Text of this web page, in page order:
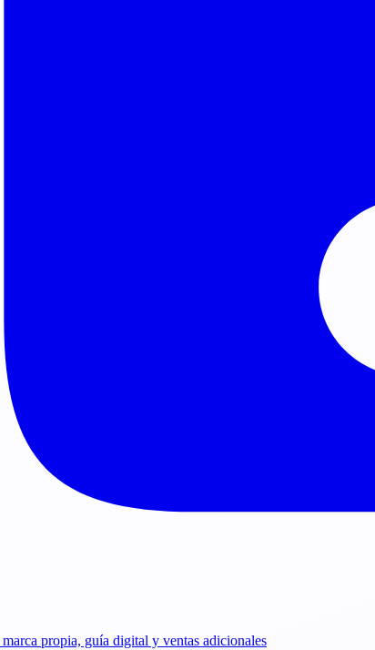
propia, guía digital y ventas adicionales